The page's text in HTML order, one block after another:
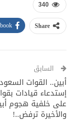
340
Share
السابق
أبين.. القوات
إستدعاء قيادات
على خلفية هجوم
والأخيرة ترفض..!